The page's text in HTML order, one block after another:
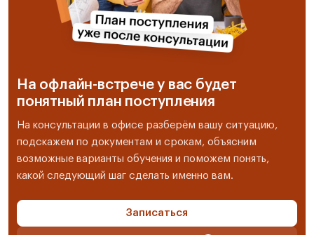
На офлайн-встрече у вас будет
понятный план поступления
На консультации в офисе разберём вашу ситуацию,
подскажем по документам и срокам, объясним
возможные варианты обучения и поможем понять,
какой следующий шаг сделать именно вам.
Записаться